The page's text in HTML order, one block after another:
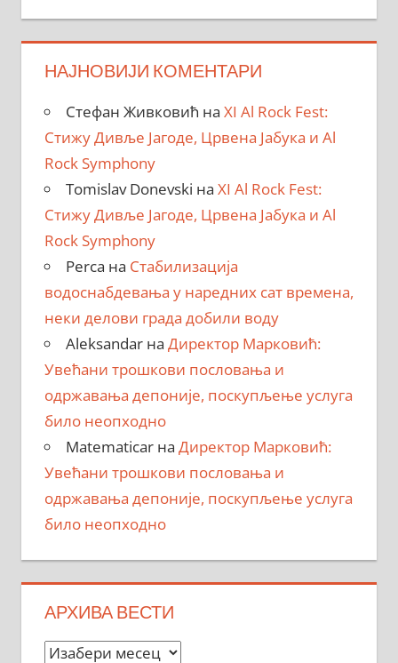
НАЈНОВИЈИ КОМЕНТАРИ
Стефан Живковић на XI Al Rock Fest:
Стижу Дивље Јагоде, Црвена Јабука и Al
Rock Symphony
Tomislav Donevski на XI Al Rock Fest:
Стижу Дивље Јагоде, Црвена Јабука и Al
Rock Symphony
Perca на Стабилизација
водоснабдевања у наредних сат времена,
неки делови града добили воду
Aleksandarна Директор Марковић:
Увећани трошкови пословања и
одржавања депоније, поскупљење услуга
било неопходно
Matematicarна Директор Марковић:
Увећани трошкови пословања и
одржавања депоније, поскупљење услуга
било неопходно
АРХИВА ВЕСТИ
Архива